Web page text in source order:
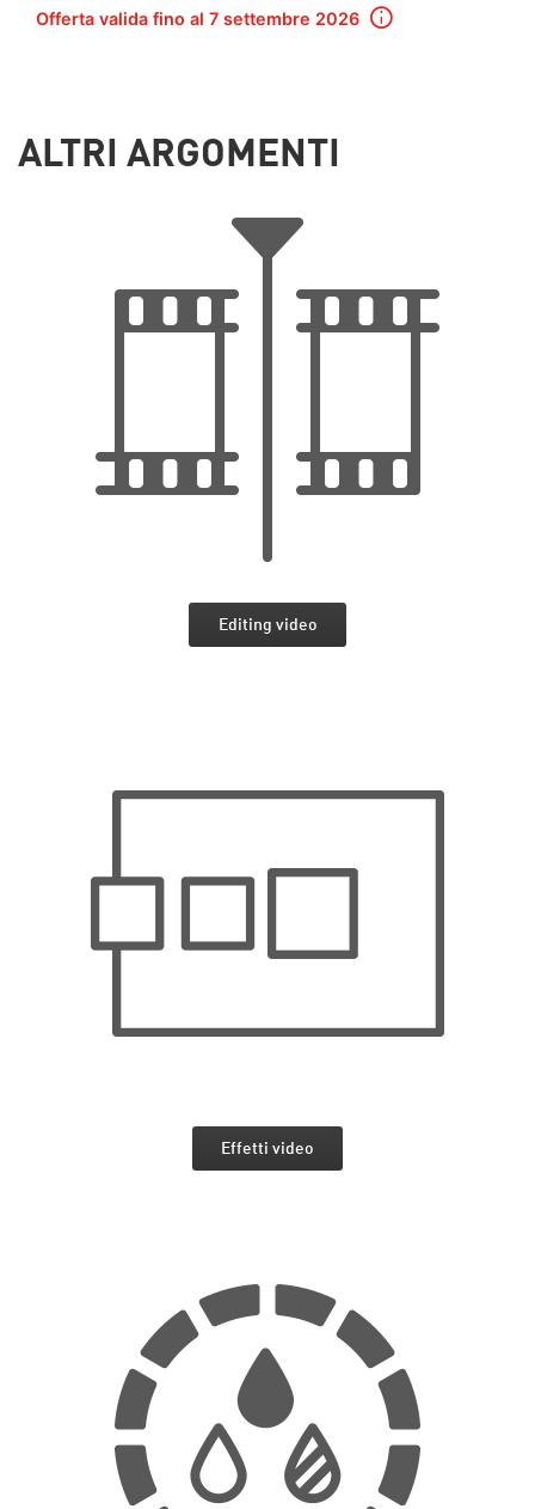
Offerta valida fino al 7 settembre 2026
ALTRI ARGOMENTI
Editing video
Effetti video